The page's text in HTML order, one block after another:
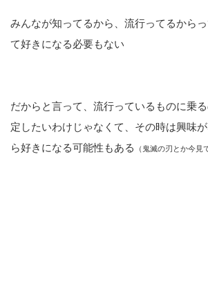
みんなが知ってるから、流行ってるから
て好きになる必要もない
だからと言って、流行っているものに乗
定したいわけじゃなくて、その時は興味
ら好きになる可能性もある
（鬼滅の刃とか今見